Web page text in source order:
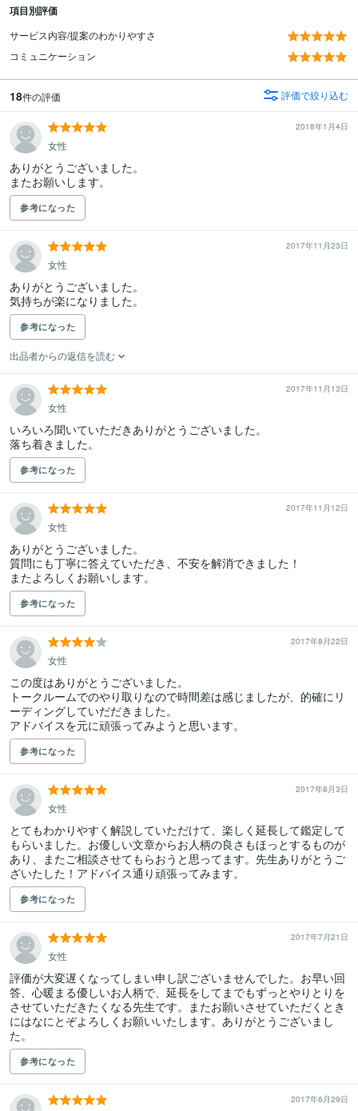
項目別評価
サービス内容/提案のわかりやすさ
コミュニケーション
18件の評価 評価で絞り込む
2018年1月4日
女性
ありがとうございました。
またお願いします。
参考になった
2017年11月23日
女性
ありがとうございました。
気持ちが楽になりました。
参考になった
出品者からの返信を読む
2017年11月13日
女性
いろいろ聞いていただきありがとうございました。
落ち着きました。
参考になった
2017年11月12日
女性
ありがとうございました。
質問にも丁寧に答えていただき、不安を解消できました！
またよろしくお願いします。
参考になった
2017年8月22日
女性
この度はありがとうございました。
トークルームでのやり取りなので時間差は感じましたが、的確にリ
ーディングしていだだきました。
参考になった
2017年8月3日
女性
とてもわかりやすく解説していただけて、楽しく延長して鑑定して
もらいました。お優しい文章からお人柄の良さもほっとするものが
あり、またご相談させてもらおうと思ってます。先生ありがとうご
ざいたした！アドバイス通り頑張ってみます。
参考になった
2017年7月21日
女性
評価が大変遅くなってしまい申し訳ございませんでした。お早い回
答、心暖まる優しいお人柄で、延長をしてまでもずっとやりとりを
させていただきたくなる先生です。またお願いさせていただくとき
にはなにとぞよろしくお願いいたします。ありがとうございまし
た。
参考になった
2017年6月29日